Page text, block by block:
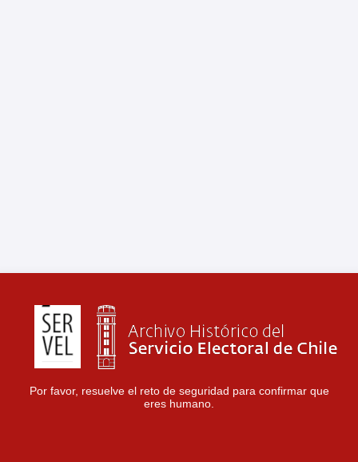
Por favor, resuelve el reto de seguridad para confirmar que
eres humano.